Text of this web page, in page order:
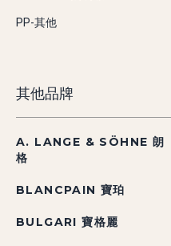
PP-其他
其他品牌
A. LANGE & SÖHNE 朗
格
BLANCPAIN 寶珀
BULGARI 寶格麗